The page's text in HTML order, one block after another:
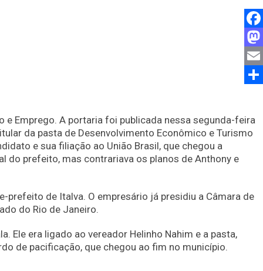
Emprego. A portaria foi publicada nessa segunda-feira
da pasta de Desenvolvimento Econômico e Turismo
e sua filiação ao União Brasil, que chegou a
do prefeito, mas contrariava os planos de Anthony e
de Italva. O empresário já presidiu a Câmara de
do Rio de Janeiro.
Ele era ligado ao vereador Helinho Nahim e a pasta,
de pacificação, que chegou ao fim no município.